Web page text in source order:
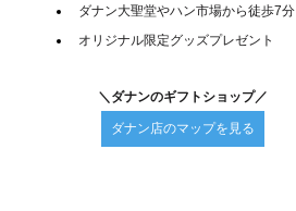
ダナン大聖堂やハン市場から徒歩7分
オリジナル限定グッズプレゼント
＼ダナンのギフトショップ／
ダナン店のマップを見る